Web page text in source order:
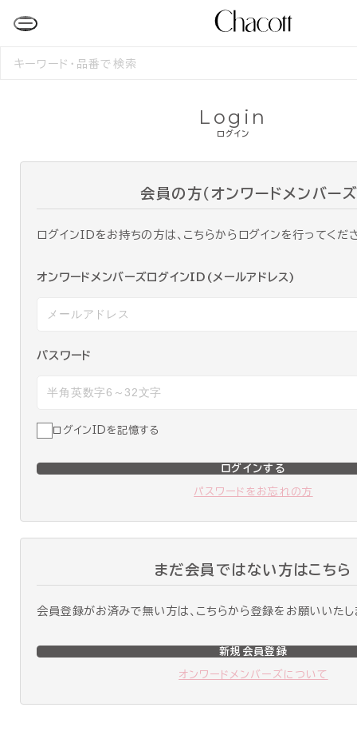
検
ログイン
Login
会員の方（オンワードメンバーズ
ログインIDをお持ちの方は、こちらからログインを行ってくだ
オンワードメンバーズログインID(メールアドレス)
パスワード
ログインIDを記憶する
ログインする
パスワードをお忘れの方
まだ会員ではない方はこちら
会員登録がお済みで無い方は、こちらから登録をお願いいたし
新規会員登録
オンワードメンバーズについて